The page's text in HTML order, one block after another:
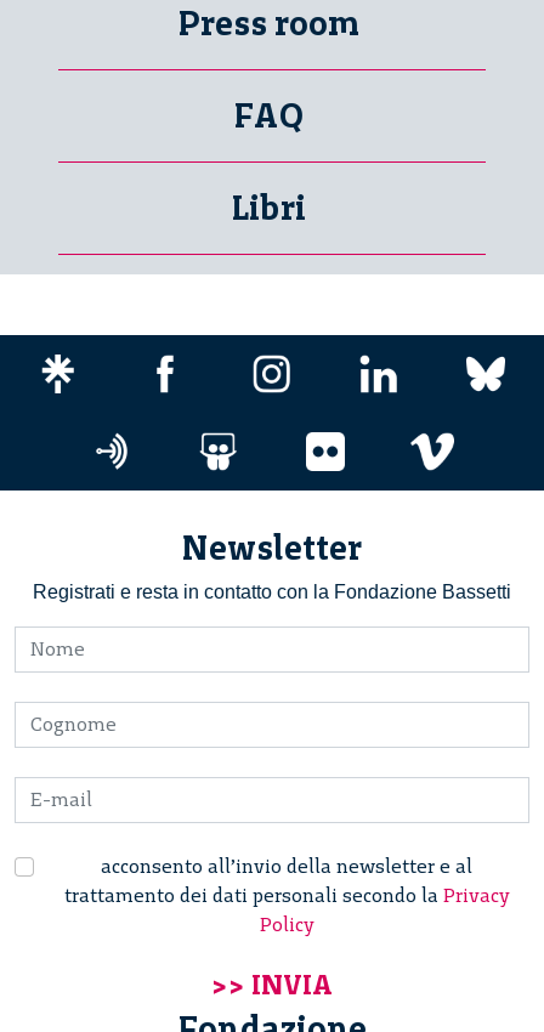
Press room
FAQ
Libri
Newsletter
Registrati e resta in contatto con la Fondazione Bassetti
acconsento all’invio della newsletter e al
trattamento dei dati personali secondo la Privacy
Policy